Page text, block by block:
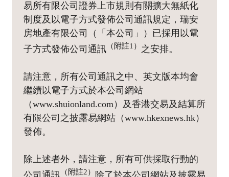
易所有限公司證券上市規則有關擴大無紙化
制度及以電子方式發佈公司通訊規定，瑞安
房地產有限公司（「本公司」）已採用以電
子方式發佈公司通訊 （附註1） 之安排。
請注意，所有公司通訊之中、英文版本均會
繼續以電子方式於本公司網站
（www.shuionland.com）及香港交易及結算所
有限公司之披露易網站（www.hkexnews.hk）
發佈。
除上述者外，請注意，所有可供採取行動的
（附註2）